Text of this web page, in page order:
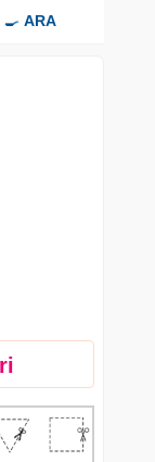
🍳 ARA